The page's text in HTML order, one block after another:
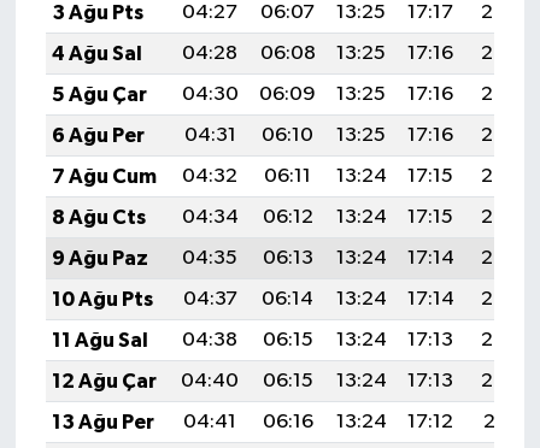
3 Ağu Pts
04:27 06:07 13:25 17:17
20:33
4 Ağu Sal
04:28 06:08 13:25 17:16
20:32
5 Ağu Çar
04:30 06:09 13:25 17:16
20:30
6 Ağu Per
04:31 06:10 13:25 17:16
20:29
7 Ağu Cum
04:32 06:11 13:24 17:15
20:28
8 Ağu Cts
04:34 06:12 13:24 17:15
20:27
9 Ağu Paz
04:35 06:13 13:24 17:14
20:26
10 Ağu Pts
04:37 06:14 13:24 17:14
20:25
11 Ağu Sal
04:38 06:15 13:24 17:13
20:23
12 Ağu Çar
04:40 06:15 13:24 17:13
20:22
13 Ağu Per
04:41 06:16 13:24 17:12
20:21